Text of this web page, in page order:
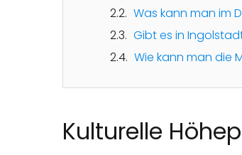
Was kann man im
Gibt es in
Wie kann man die
Kulturelle